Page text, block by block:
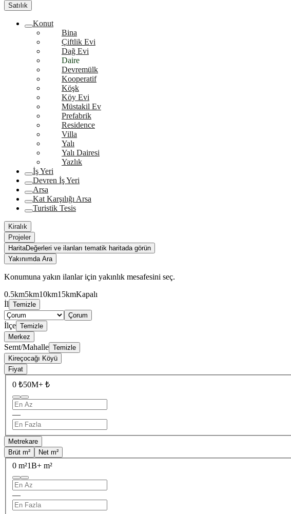
Satılık
Konut
Bina
Çiftlik Evi
Dağ Evi
Daire
Devremülk
Kooperatif
Köşk
Köy Evi
Müstakil Ev
Prefabrik
Residence
Villa
Yalı
Yalı Dairesi
Yazlık
İş Yeri
Devren İş Yeri
Arsa
Kat Karşılığı Arsa
Turistik Tesis
Kiralık
Projeler
HaritaDeğerleri ve ilanları tematik haritada görün
Yakınımda Ara
Konumuna yakın ilanlar için yakınlık mesafesini seç.
0.5km5km10km15kmKapalı
İl Temizle
Çorum
İlçe Temizle
Merkez
Semt/Mahalle Temizle
Kireçocağı Köyü
Fiyat
0 ₺50M+ ₺
—
Metrekare
Brüt m²
Net m²
0 m²1B+ m²
—